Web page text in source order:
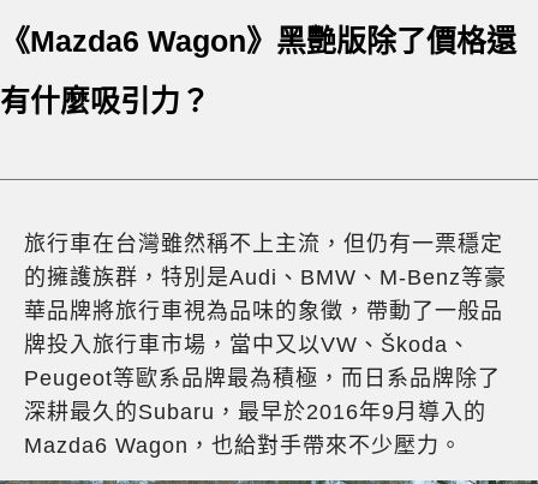
《Mazda6 Wagon》黑艷版除了價格還
有什麼吸引力？
旅行車在台灣雖然稱不上主流，但仍有一票穩定
的擁護族群，特別是Audi、BMW、M-Benz等豪
華品牌將旅行車視為品味的象徵，帶動了一般品
牌投入旅行車市場，當中又以VW、Škoda、
Peugeot等歐系品牌最為積極，而日系品牌除了
深耕最久的Subaru，最早於2016年9月導入的
Mazda6 Wagon，也給對手帶來不少壓力。